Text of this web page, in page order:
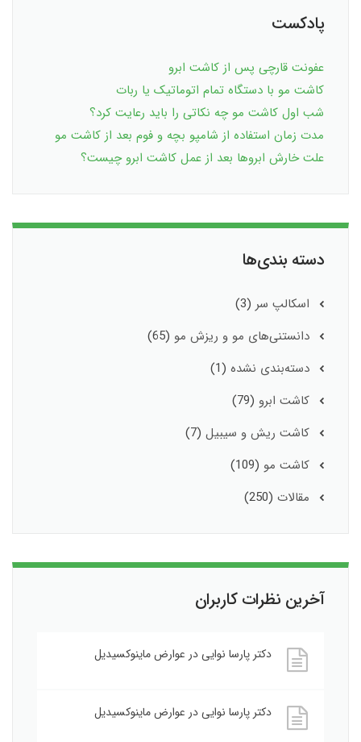
پادکست
عفونت قارچی پس از کاشت ابرو
کاشت مو با دستگاه تمام اتوماتیک یا ربات
شب اول کاشت مو چه نکاتی را باید رعایت کرد؟
مدت زمان استفاده از شامپو بچه و فوم بعد از کاشت مو
علت خارش ابروها بعد از عمل کاشت ابرو چیست؟
دسته بندی‌ها
اسکالپ سر (3)
دانستنی‌های مو و ریزش مو (65)
دسته‌بندی نشده (1)
کاشت ابرو (79)
کاشت ریش و سیبیل (7)
کاشت مو (109)
مقالات (250)
آخرین نظرات کاربران
دکتر پارسا نواییدر عوارض ماینوکسیدیل
دکتر پارسا نواییدر عوارض ماینوکسیدیل